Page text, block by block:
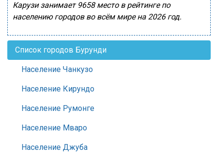
Карузи занимает 9658 место в рейтинге по
населению городов во всём мире на 2026 год.
Список городов Бурунди
Население Чанкузо
Население Кирундо
Население Румонге
Население Мваро
Население Джуба